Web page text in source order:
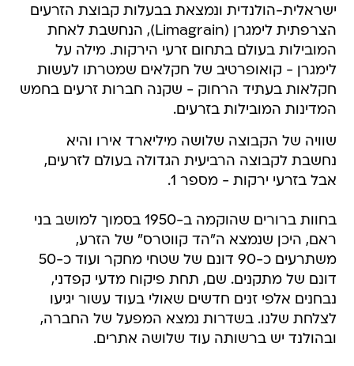
ישראלית-הולנדית ונמצאת בבעלות קבוצת הזרעים
הצרפתית לימגרן (Limagrain), הנחשבת לאחת
המובילות בעולם בתחום זרעי הירקות. מילה על
לימגרן - קואופרטיב של חקלאים שמטרתו לעשות
חקלאות בעתיד הרחוק - שקנה חברות זרעים בחמש
המדינות המובילות בזרעים.
שוויה של הקבוצה שלושה מיליארד אירו והיא
נחשבת לקבוצה הרביעית הגדולה בעולם לזרעים,
אבל בזרעי ירקות - מספר 1.
בחוות ברורים שהוקמה ב-1950 בסמוך למושב בני
ראם, היכן שנמצא ה"הד קווטרס" של הזרע,
משתרעים כ-90 דונם של שטחי מחקר ועוד כ-50
דונם של מתקנים. שם, תחת פיקוח מדעי קפדני,
נבחנים אלפי זנים חדשים שאולי בעוד עשור יגיעו
לצלחת שלנו. בשדרות נמצא המפעל של החברה,
ובהולנד יש ברשותה עוד שלושה אתרים.